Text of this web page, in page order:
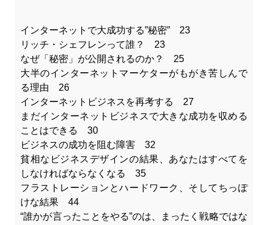
インターネットで大成功する”秘密” 23
リッチ・シェフレンって誰？ 23
なぜ「秘密」が公開されるのか？ 25
大半のインターネットマーケターがもがき苦しんで
る理由 26
インターネットビジネスを再考する 27
まだインターネットビジネスで大きな成功を収める
ことはできる 30
ビジネスの成功を阻む障害 32
貧相なビジネスデザインの結果、あなたはすべてを
しなければならなくなる 35
フラストレーションとハードワーク、そしてちっぽ
けな結果 44
“誰かが言ったことをやる”のは、まったく戦略ではな